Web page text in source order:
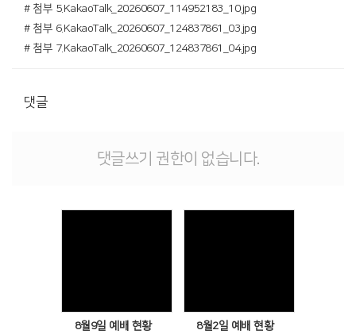
# 첨부 5.KakaoTalk_20260607_114952183_10.jpg
# 첨부 6.KakaoTalk_20260607_124837861_03.jpg
# 첨부 7.KakaoTalk_20260607_124837861_04.jpg
댓글
댓글쓰기 권한이 없습니다.
8월9일 예배 현황 8월2일 예배 현황